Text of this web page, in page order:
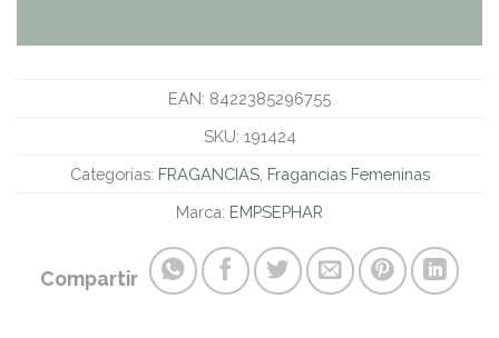
EAN: 8422385296755
SKU: 191424
Categorías: FRAGANCIAS, Fragancias Femeninas
Marca: EMPSEPHAR
Compartir